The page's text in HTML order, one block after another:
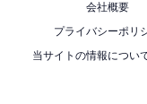
会社概要
プライバシーポリ
当サイトの情報につい